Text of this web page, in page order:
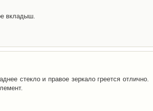
вкладыш.
стекло и правое зеркало греется отлично.